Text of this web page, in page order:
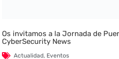
Os invitamos a la Jornada de
CyberSecurity News
Actualidad, Eventos